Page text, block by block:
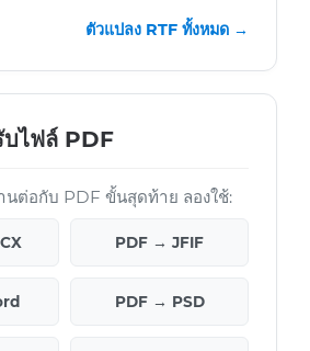
ตัวแปลง RTF ทั้งหมด →
บไฟล์ PDF
นต่อกับ PDF ขั้นสุดท้าย ลองใช้:
PDF → JFIF
PDF → PSD